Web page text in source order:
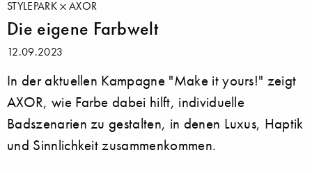
STYLEPARK AXOR
Die eigene Farbwelt
12.09.2023
In der aktuellen Kampagne "Make it yours!" zeigt
AXOR, wie Farbe dabei hilft, individuelle
Badszenarien zu gestalten, in denen Luxus, Haptik
und Sinnlichkeit zusammenkommen.